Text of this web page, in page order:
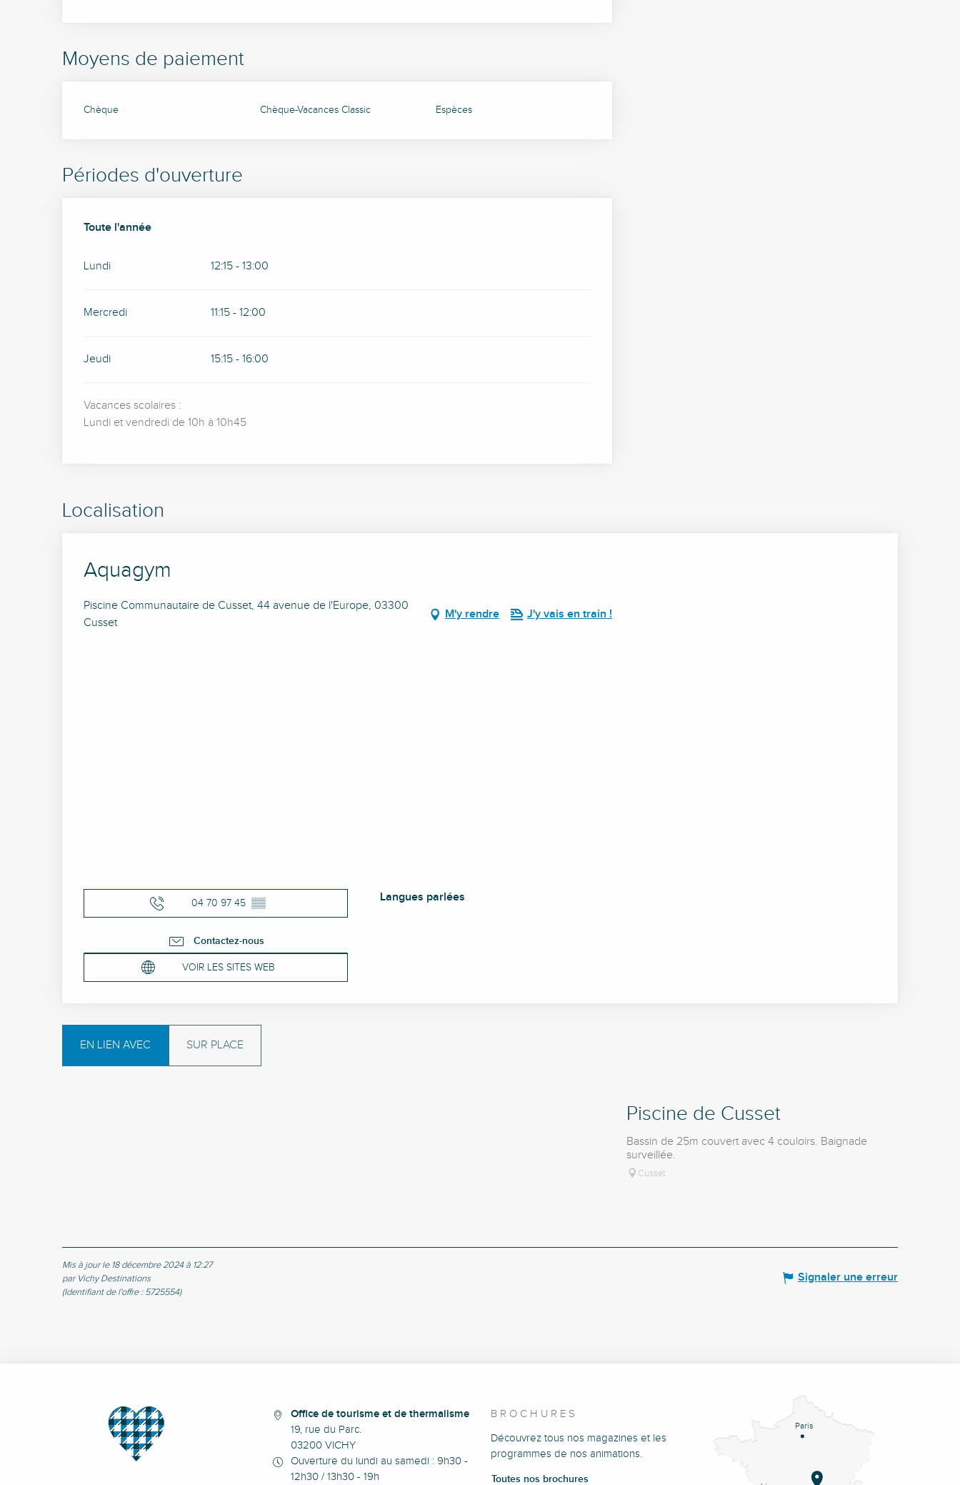
Moyens de paiement
Chèque Chèque-Vacances Classic Espèces
Périodes d'ouverture
Toute l'année
Toute l'année
Lundi 12:15 - 13:00
Mercredi 11:15 - 12:00
Jeudi 15:15 - 16:00
Vacances scolaires :
Lundi et vendredi de 10h à 10h45
Localisation
Aquagym
Piscine Communautaire de Cusset, 44 avenue de l'Europe, 03300
Cusset
M'y rendre J'y vais en train !
04 70 97 45 ▒▒
Contactez-nous
VOIR LES SITES WEB
Langues parlées
Langues parlées
EN LIEN AVEC SUR PLACE
Piscine de Cusset
Bassin de 25m couvert avec 4 couloirs. Baignade
surveillée.
Cusset
Mis à jour le 18 décembre 2024 à 12:27
par Vichy Destinations
(Identifiant de l'offre : 5725554)
Signaler une erreur
Office de tourisme et de thermalisme
19, rue du Parc.
03200 VICHY
Ouverture du lundi au samedi : 9h30 -
12h30 / 13h30 - 19h
BROCHURES
Découvrez tous nos magazines et les
programmes de nos animations.
Toutes nos brochures
Paris